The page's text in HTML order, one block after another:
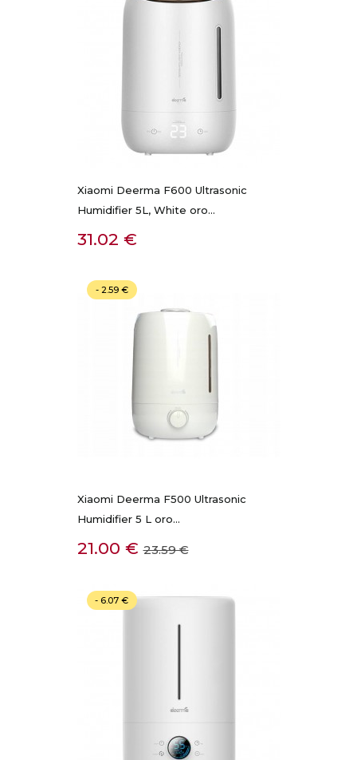
Xiaomi Deerma F600 Ultrasonic
Humidifier 5L, White oro...
Kaina
31.02 €
Xiaomi Deerma F500 Ultrasonic
Humidifier 5 L oro...
Kaina
21.00 € Bazinė
23.59 €
- 2.59 €
- 6.07 €